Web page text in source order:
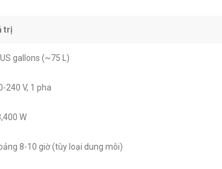
trị
gallons (~75 L)
240 V, 1 pha
W
8-10 giờ (tùy loại dung môi)